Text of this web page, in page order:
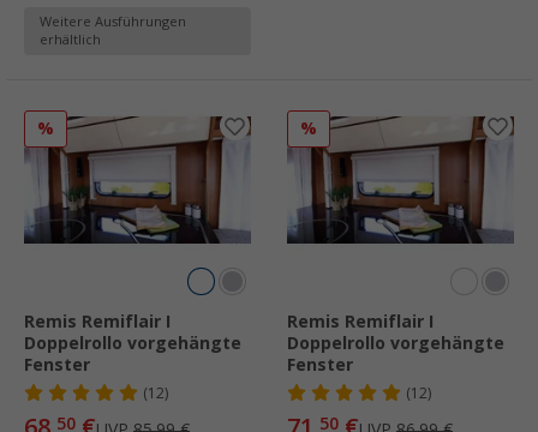
Weitere Ausführungen
erhältlich
%
Remis Remiflair I
Doppelrollo vorgehängte
Fenster
(12)
50
%
Remis Remiflair I
Doppelrollo vorgehängte
Fenster
(12)
50